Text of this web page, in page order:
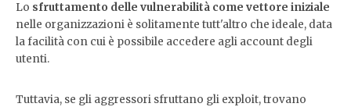
Lo sfruttamento delle vulnerabilità come vettore iniziale
nelle organizzazioni è solitamente tutt'altro che ideale, data
la facilità con cui è possibile accedere agli account degli
utenti.
Tuttavia, se gli aggressori sfruttano gli exploit, trovano